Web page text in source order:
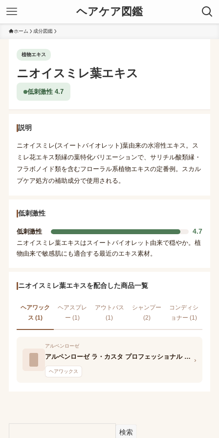
ヘアケア図鑑
ホーム 成分図鑑
植物エキス
ニオイスミレ葉エキス
低刺激性 4.7
説明
ニオイスミレ(スイートバイオレット)葉由来の水溶性エキス。ス
ミレ花エキス類縁の葉特化バリエーションで、サリチル酸類縁・
フラボノイド類を含むフローラル系植物エキスの定番例。スカル
プケア処方の補助成分で使用される。
低刺激性
低刺激性 4.7
ニオイスミレ葉エキスはスイートバイオレット由来で穏やか。植
物由来で敏感肌にも適合する最近のエキス素材。
ニオイスミレ葉エキスを配合した商品一覧
ヘアワック
ス (1)
ヘアスプレ
ー (1)
アウトバス
(1)
シャンプー
(2)
コンディシ
ョナー (1)
アルペンローゼ
アルペンローゼ ラ・カスタ プロフェッショナル スタイリング グロウリッチ バーム
ヘアワックス
›
検索